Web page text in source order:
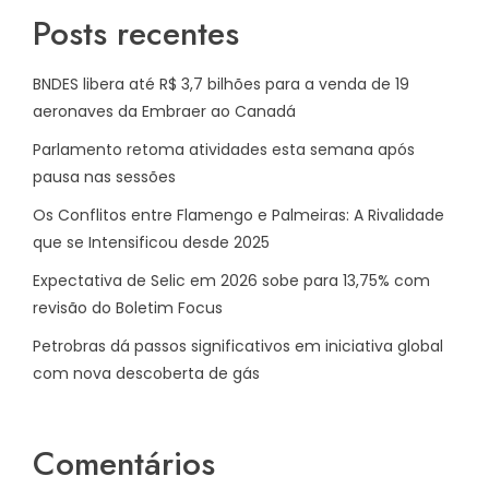
Posts recentes
BNDES libera até R$ 3,7 bilhões para a venda de 19
aeronaves da Embraer ao Canadá
Parlamento retoma atividades esta semana após
pausa nas sessões
Os Conflitos entre Flamengo e Palmeiras: A Rivalidade
que se Intensificou desde 2025
Expectativa de Selic em 2026 sobe para 13,75% com
revisão do Boletim Focus
Petrobras dá passos significativos em iniciativa global
com nova descoberta de gás
Comentários